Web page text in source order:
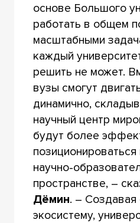
основе Большого
работать в общем
масштабными
каждый
решить не может.
вузы смогут
динамично,
научный центр
будут более
научно-
пространстве, –
Дёмин. –
экосистему,